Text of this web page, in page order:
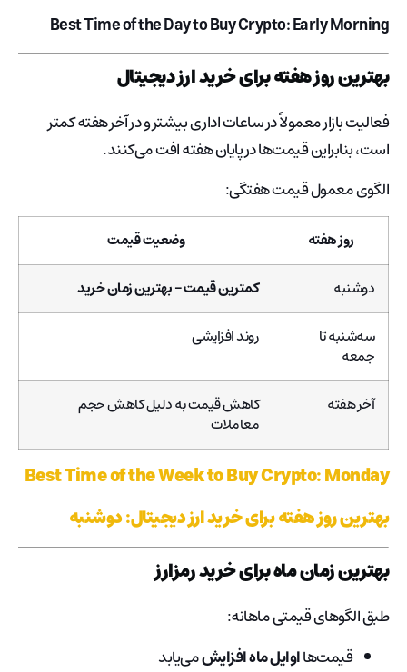
Best Time of the Day to Buy Crypto: Early Morning
بهترین روز هفته برای خرید ارز دیجیتال
فعالیت بازار معمولاً در ساعات اداری بیشتر و در آخر هفته کمتر
است، بنابراین قیمت‌ها در پایان هفته افت می‌کنند.
الگوی معمول قیمت هفتگی:
روز هفته
وضعیت قیمت
دوشنبه
کمترین قیمت – بهترین زمان خرید
سه‌شنبه تا
جمعه
روند افزایشی
آخر هفته
کاهش قیمت به دلیل کاهش حجم
معاملات
Best Time of the Week to Buy Crypto: Monday
بهترین روز هفته برای خرید ارز دیجیتال: دوشنبه
بهترین زمان ماه برای خرید رمزارز
طبق الگوهای قیمتی ماهانه:
قیمت‌هااوایل ماه افزایشمی‌یابد